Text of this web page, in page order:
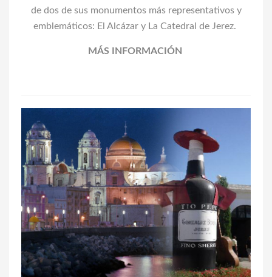
de dos de sus monumentos más representativos y
emblemáticos: El Alcázar y La Catedral de Jerez.
MÁS INFORMACIÓN